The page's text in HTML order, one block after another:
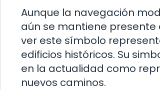
Aunque la navegación
aún se mantiene presente
ver este símbolo
edificios históricos. Su
en la actualidad como
nuevos caminos.